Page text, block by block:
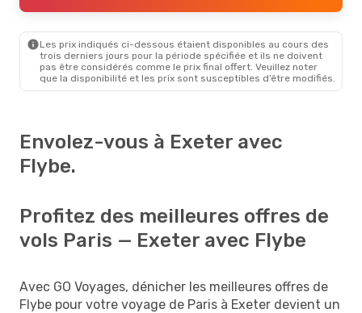
Les prix indiqués ci-dessous étaient disponibles au cours des
trois derniers jours pour la période spécifiée et ils ne doivent
pas être considérés comme le prix final offert. Veuillez noter
que la disponibilité et les prix sont susceptibles d’être modifiés.
Envolez-vous à Exeter avec
Flybe.
Profitez des meilleures offres de
vols Paris — Exeter avec Flybe
Avec GO Voyages, dénicher les meilleures offres de
Flybe pour votre voyage de Paris à Exeter devient un